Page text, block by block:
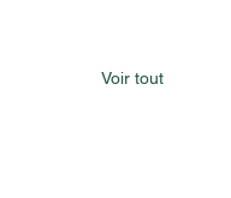
Voir tout